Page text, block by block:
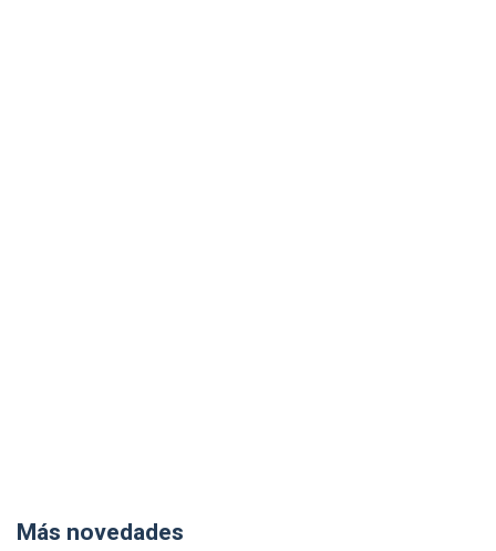
Más novedades